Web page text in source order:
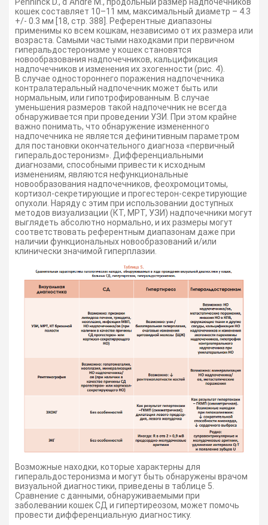
Penninck D., d`Andre M., продольный размер надпочечников
кошек составляет 10–11 мм, максимальный диаметр – 4.3
+/- 0.3 мм [18, стр. 388]. Референтные диапазоны
применимы ко всем кошкам, независимо от их размера или
возраста. Самыми частыми находками при первичном
гиперальдостеронизме у кошек становятся
новообразования надпочечников, кальцификация
надпочечников и изменения их эхогенности (рис. 4).
В случае одностороннего поражения надпочечника
контралатеральный надпочечник может быть или
нормальным, или гипотрофированным. В случае
уменьшения размеров такой надпочечник не всегда
обнаруживается при проведении УЗИ. При этом крайне
важно понимать, что обнаружение измененного
надпочечника не является дефинитивным параметром
для постановки окончательного диагноза «первичный
гиперальдостеронизм». Дифференциальными
диагнозами, способными привести к исходным
изменениям, являются нефункциональные
новообразования надпочечников, феохромоцитомы,
кортизол-секретирующие и прогестерон-секретирующие
опухоли. Наряду с этим при использовании доступных
методов визуализации (КТ, МРТ, УЗИ) надпочечники могут
выглядеть абсолютно нормально, и их размеры могут
соответствовать референтным диапазонам даже при
наличии функциональных новообразований и/или
клинически значимой гиперплазии.
Возможные находки, которые характерны для
гиперальдостеронизма и могут быть обнаружены врачом
визуальной диагностики, приведены в таблице 5.
Сравнение с данными, обнаруживаемыми при
заболевании кошек СД и гипертиреозом, может помочь
провести дифференциальную диагностику.